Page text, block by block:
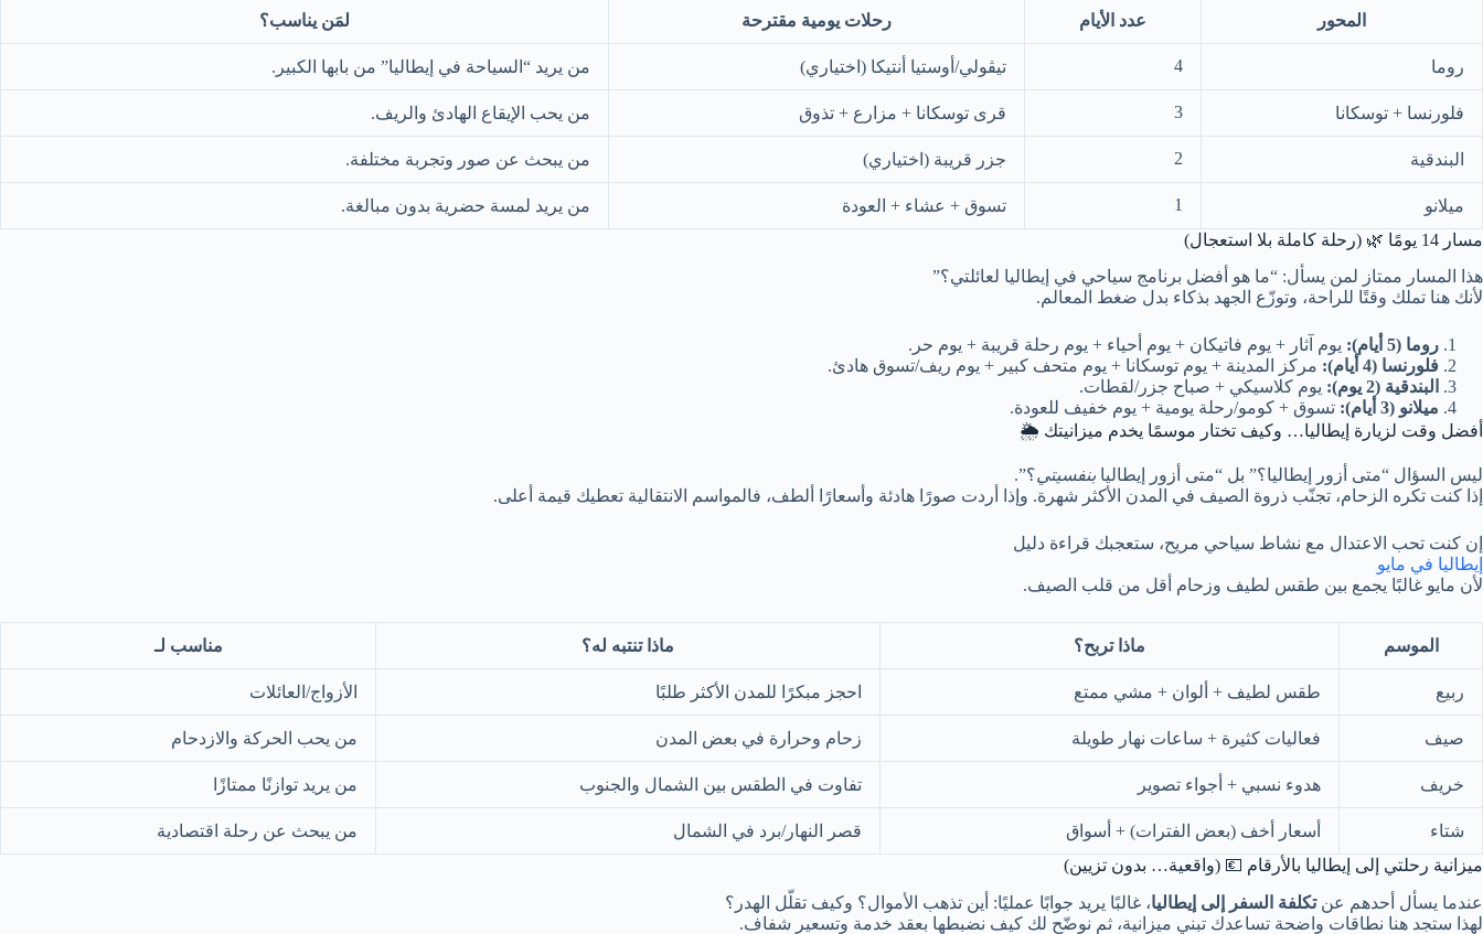
المحور عدد الأيام رحلات يومية مقترحة لمَن يناسب؟
روما 4 تيڤولي/أوستيا أنتيكا (اختياري) من يريد “السياحة في إيطاليا” من بابها الكبير.
فلورنسا + توسكانا 3 قرى توسكانا + مزارع + تذوق من يحب الإيقاع الهادئ والريف.
البندقية 2 جزر قريبة (اختياري) من يبحث عن صور وتجربة مختلفة.
ميلانو 1 تسوق + عشاء + العودة
من يريد لمسة حضرية بدون مبالغة.
مسار 14 يومًا 🌿 (رحلة كاملة بلا استعجال)
هذا المسار ممتاز لمن يسأل: “ما هو أفضل برنامج سياحي في إيطاليا لعائلتي؟”
لأنك هنا تملك وقتًا للراحة، وتوزّع الجهد بذكاء بدل ضغط المعالم.
روما (5 أيام):
يوم آثار + يوم فاتيكان + يوم أحياء + يوم رحلة قريبة + يوم حر.
فلورنسا (4 أيام):
مركز المدينة + يوم توسكانا + يوم متحف كبير + يوم ريف/تسوق هادئ.
البندقية (2 يوم):
يوم كلاسيكي + صباح جزر/لقطات.
ميلانو (3 أيام):
تسوق + كومو/رحلة يومية + يوم خفيف للعودة.
أفضل وقت لزيارة إيطاليا… وكيف تختار موسمًا يخدم ميزانيتك 🌦️
ليس السؤال “متى أزور إيطاليا؟” بل “متى أزور إيطاليا بنفسيتي؟”.
إذا كنت تكره الزحام، تجنّب ذروة الصيف في المدن الأكثر شهرة. وإذا أردت صورًا هادئة وأسعارًا ألطف، فالمواسم الانتقالية تعطيك قيمة أعلى.
إن كنت تحب الاعتدال مع نشاط سياحي مريح، ستعجبك قراءة دليل
إيطاليا في مايو
لأن مايو غالبًا يجمع بين طقس لطيف وزحام أقل من قلب الصيف.
الموسم ماذا تربح؟ ماذا تنتبه له؟ مناسب لـ
ربيع طقس لطيف + ألوان + مشي ممتع احجز مبكرًا للمدن الأكثر طلبًا الأزواج/العائلات
صيف فعاليات كثيرة + ساعات نهار طويلة زحام وحرارة في بعض المدن من يحب الحركة والازدحام
خريف هدوء نسبي + أجواء تصوير تفاوت في الطقس بين الشمال والجنوب من يريد توازنًا ممتازًا
شتاء أسعار أخف (بعض الفترات) + أسواق قصر النهار/برد في الشمال
من يبحث عن رحلة اقتصادية
ميزانية رحلتي إلى إيطاليا بالأرقام 💶 (واقعية… بدون تزيين)
عندما يسأل أحدهم عنتكلفة السفر إلى إيطاليا، غالبًا يريد جوابًا عمليًا: أين تذهب الأموال؟ وكيف تقلّل الهدر؟
لهذا ستجد هنا نطاقات واضحة تساعدك تبني ميزانية، ثم نوضّح لك كيف نضبطها بعقد خدمة وتسعير شفاف.